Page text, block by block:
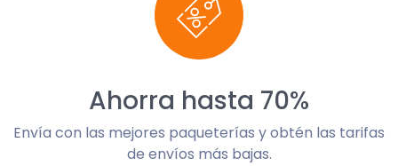
Ahorra hasta 70%
Envía con las mejores paqueterías y obtén las tarifas
de envíos más bajas.